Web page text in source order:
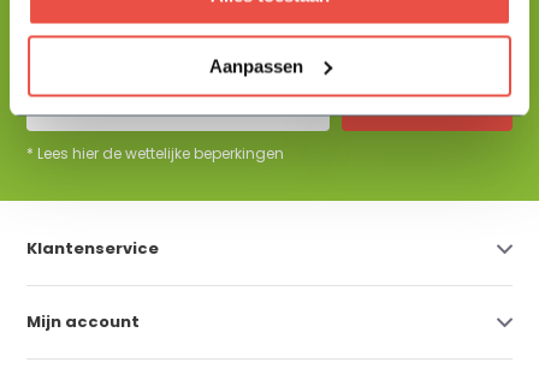
Aanpassen
ontvangen?
* Lees hier de wettelijke beperkingen
Klantenservice
Mijn account